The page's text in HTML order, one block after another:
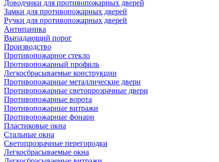
Доводчики для противопожарных дверей
Замки для противопожарных дверей
Ручки для противопожарных дверей
Антипаника
Выпадающий порог
Производство
Противопожарное стекло
Противопожарный профиль
Легкосбрасываемые конструкции
Противопожарные металлические двери
Противопожарные светопрозрачные двери
Противопожарные ворота
Противопожарные витражи
Противопожарные фонари
Пластиковые окна
Стальные окна
Светопрозрачные перегородки
Легкосбрасываемые окна